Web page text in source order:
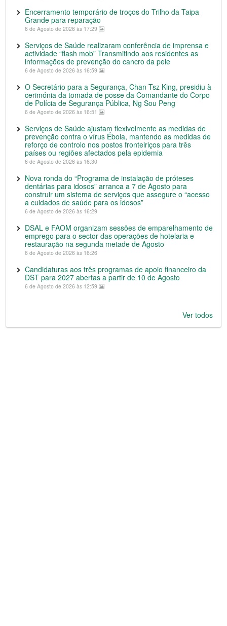
Encerramento temporário de troços do Trilho da Taipa
Grande para reparação
6 de Agosto de 2026 às 17:29
Serviços de Saúde realizaram conferência de imprensa e
actividade “flash mob” Transmitindo aos residentes as
informações de prevenção do cancro da pele
6 de Agosto de 2026 às 16:59
O Secretário para a Segurança, Chan Tsz King, presidiu à
cerimónia da tomada de posse da Comandante do Corpo
de Polícia de Segurança Pública, Ng Sou Peng
6 de Agosto de 2026 às 16:51
Serviços de Saúde ajustam flexivelmente as medidas de
prevenção contra o vírus Ébola, mantendo as medidas de
reforço de controlo nos postos fronteiriços para três
países ou regiões afectados pela epidemia
6 de Agosto de 2026 às 16:30
Nova ronda do “Programa de instalação de próteses
dentárias para idosos” arranca a 7 de Agosto para
construir um sistema de serviços que assegure o “acesso
a cuidados de saúde para os idosos”
6 de Agosto de 2026 às 16:29
DSAL e FAOM organizam sessões de emparelhamento de
emprego para o sector das operações de hotelaria e
restauração na segunda metade de Agosto
6 de Agosto de 2026 às 16:26
Candidaturas aos três programas de apoio financeiro da
DST para 2027 abertas a partir de 10 de Agosto
6 de Agosto de 2026 às 12:59
Ver todos